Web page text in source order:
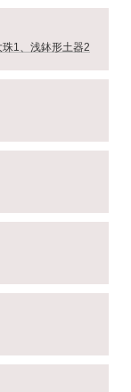
1、浅鉢形土器2